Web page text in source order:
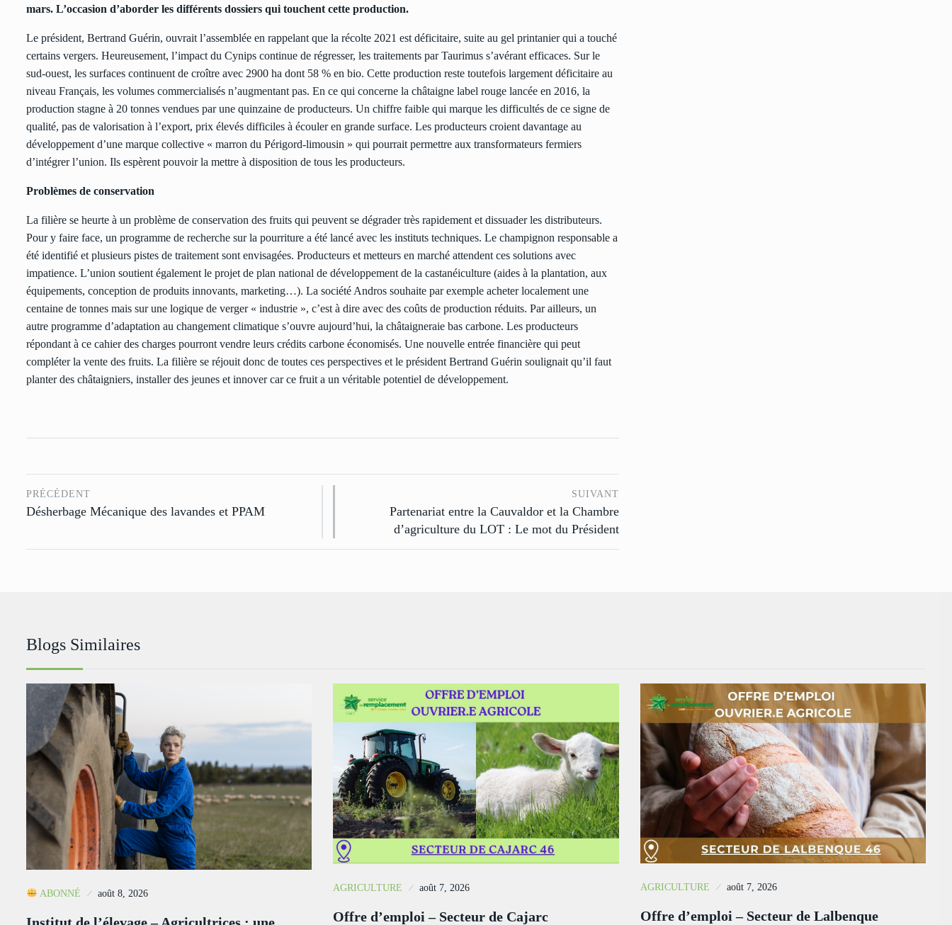
mars. L’occasion d’aborder les différents dossiers qui touchent cette production.
Le président, Bertrand Guérin, ouvrait l’assemblée en rappelant que la récolte 2021 est déficitaire, suite au gel printanier qui a touché
certains vergers. Heureusement, l’impact du Cynips continue de régresser, les traitements par Taurimus s’avérant efficaces. Sur le
sud-ouest, les surfaces continuent de croître avec 2900 ha dont 58 % en bio. Cette production reste toutefois largement déficitaire au
niveau Français, les volumes commercialisés n’augmentant pas. En ce qui concerne la châtaigne label rouge lancée en 2016, la
production stagne à 20 tonnes vendues par une quinzaine de producteurs. Un chiffre faible qui marque les difficultés de ce signe de
qualité, pas de valorisation à l’export, prix élevés difficiles à écouler en grande surface. Les producteurs croient davantage au
développement d’une marque collective « marron du Périgord-limousin » qui pourrait permettre aux transformateurs fermiers
d’intégrer l’union. Ils espèrent pouvoir la mettre à disposition de tous les producteurs.
Problèmes de conservation
La filière se heurte à un problème de conservation des fruits qui peuvent se dégrader très rapidement et dissuader les distributeurs.
Pour y faire face, un programme de recherche sur la pourriture a été lancé avec les instituts techniques. Le champignon responsable a
été identifié et plusieurs pistes de traitement sont envisagées. Producteurs et metteurs en marché attendent ces solutions avec
impatience. L’union soutient également le projet de plan national de développement de la castanéiculture (aides à la plantation, aux
équipements, conception de produits innovants, marketing…). La société Andros souhaite par exemple acheter localement une
centaine de tonnes mais sur une logique de verger « industrie », c’est à dire avec des coûts de production réduits. Par ailleurs, un
autre programme d’adaptation au changement climatique s’ouvre aujourd’hui, la châtaigneraie bas carbone. Les producteurs
répondant à ce cahier des charges pourront vendre leurs crédits carbone économisés. Une nouvelle entrée financière qui peut
compléter la vente des fruits. La filière se réjouit donc de toutes ces perspectives et le président Bertrand Guérin soulignait qu’il faut
planter des châtaigniers, installer des jeunes et innover car ce fruit a un véritable potentiel de développement.
PRÉCÉDENT
Désherbage Mécanique des lavandes et PPAM
SUIVANT
Partenariat entre la Cauvaldor et la Chambre
d’agriculture du LOT : Le mot du Président
Blogs Similaires
ABONNÉ août 8, 2026
Institut de l’élevage – Agricultrices : une
AGRICULTURE août 7, 2026
Offre d’emploi – Secteur de Cajarc
AGRICULTURE août 7, 2026
Offre d’emploi – Secteur de Lalbenque